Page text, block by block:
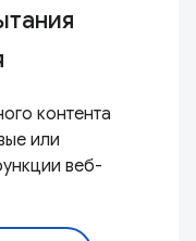
контента
или
веб-